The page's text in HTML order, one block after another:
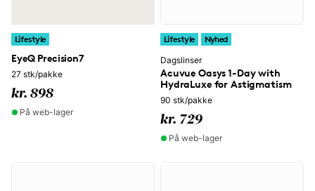
Lifestyle
EyeQ Precision7
27 stk/pakke
kr. 898
På web-lager
Lifestyle
Nyhed
Dagslinser
Acuvue Oasys 1-Day with
HydraLuxe for Astigmatism
90 stk/pakke
kr. 729
På web-lager